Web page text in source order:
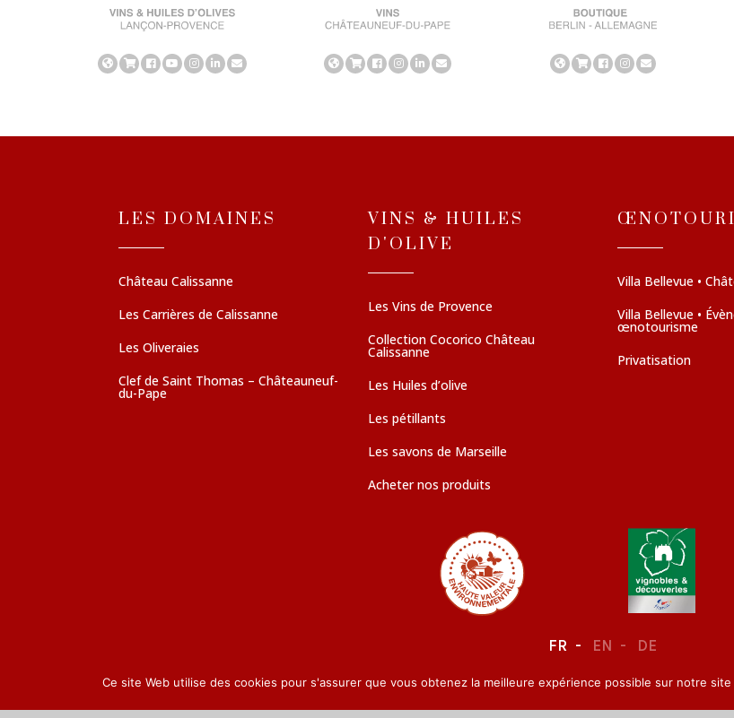
LES DOMAINES
Château Calissanne
Les Carrières de Calissanne
Les Oliveraies
Clef de Saint Thomas – Châteauneuf-
du-Pape
VINS & HUILES
D'OLIVE
Les Vins de Provence
Collection Cocorico Château
Calissanne
Les Huiles d’olive
Les pétillants
Les savons de Marseille
Acheter nos produits
Villa Bellevue •
Villa Bellevue •
œnotourisme
Privatisation
FR EN DE
Ce site Web utilise des cookies pour s'assurer que vous obtenez la meilleure expérience possible sur notre site